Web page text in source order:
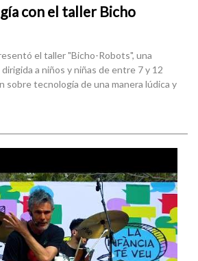
con el taller Bicho
el taller "Bicho-Robots", una
a niños y niñas de entre 7 y 12
sobre tecnología de una manera lúdica y